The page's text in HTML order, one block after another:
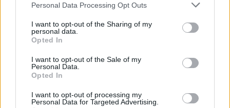
Personal Data Processing Opt Outs
I want to opt-out of the Sharing of my
personal data.
Opted In
I want to opt-out of the Sale of my
Personal Data.
Opted In
I want to opt-out of processing my
Personal Data for Targeted Advertising.
bob
Publicado
Se le meteria presion y luego se le quitan o los calentadores o
injectores y si escupe agua al intentar arrancar el motor se
sabria el cilindro que es.